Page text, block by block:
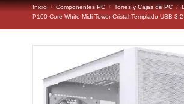
Inicio Componentes PC Torres y Cajas de PC
P100 Core White Midi Tower Cristal Templado USB